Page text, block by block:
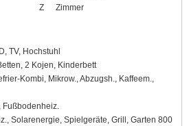
Z
Zimmer
TV, Hochstuhl
2 Kojen, Kinderbett
Kombi, Mikrow., Abzugsh., Kaffeem.,
Fußbodenheiz.
Solarenergie, Spielgeräte, Grill, Garten 800